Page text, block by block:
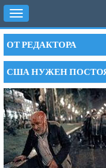
Toggle
navigation
ОТ РЕДАКТОРА
США НУЖЕН